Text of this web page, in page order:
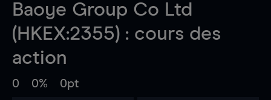
Baoye Group Co Ltd
(HKEX:2355) : cours des
action
0 0% 0pt